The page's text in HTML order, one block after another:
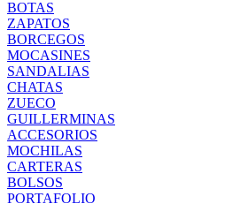
BOTAS
ZAPATOS
BORCEGOS
MOCASINES
SANDALIAS
CHATAS
ZUECO
GUILLERMINAS
ACCESORIOS
MOCHILAS
CARTERAS
BOLSOS
PORTAFOLIO